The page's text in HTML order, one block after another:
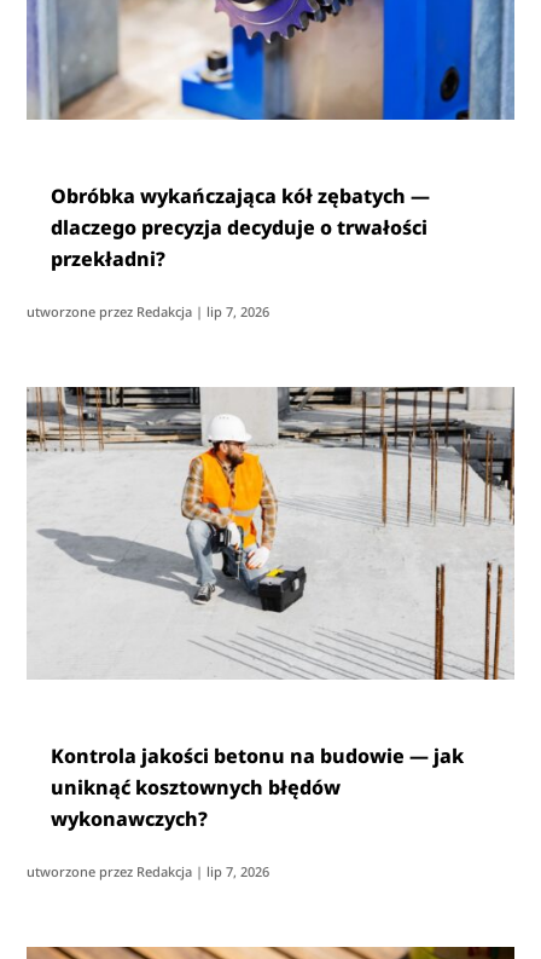
Obróbka wykańczająca kół zębatych —
dlaczego precyzja decyduje o trwałości
przekładni?
utworzone przez Redakcja | lip 7, 2026
Kontrola jakości betonu na budowie — jak
uniknąć kosztownych błędów
wykonawczych?
utworzone przez Redakcja | lip 7, 2026